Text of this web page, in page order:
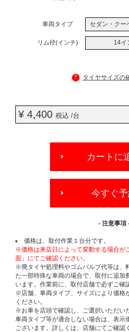
車両タイプ セダン・クー
リム径(インチ) 14イ
? タイヤサイズの
¥ 4,400 税込 /台
OPTIONS
カートに
今すぐ
- 注意事項
価格は、取付作業１台分です。
※価格は来店日によって変動する場合が
面」にてご確認ください。
※廃タイヤ処理料やゴムバルブ代等は、
た一部特殊な車両の場合で、取付に追加
います。作業前に、取付店舗で必ずご確
※店舗、車両タイプ、サイズにより価格
ください。
※お車を店頭で確認し、ご選択いただい
車両タイプ等が適合しない場合は、表示
ございます。詳しくは、店舗にてご確認